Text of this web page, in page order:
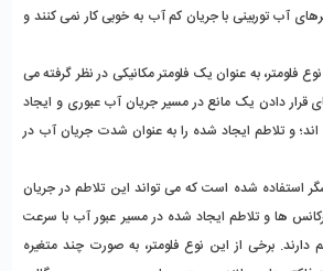
آب توربینی با جریان کم آب به خوبی کار نمی کنند و
فلومتر، به عنوان یک فلومتر مکانیکی در نظر گرفته می
قرار دادن یک مانع در مسیر جریان آب عبوری و ایجاد
و تلاطم ایجاد شده را به عنوان شدت جریان آب در
استفاده شده است که می تواند این تلاطم در جریان
ها و تلاطم ایجاد شده در مسیر عبور آب با سرعت
برخی از این نوع فلومتر، به صورت چند متغیره